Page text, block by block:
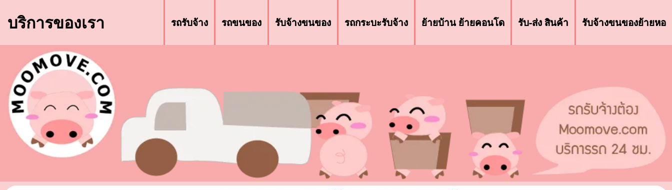
บริการของเรา รถรับจ้าง รถขนของ รับจ้างขนของ รถกระบะรับจ้าง ย้ายบ้าน ย้ายคอนโด รับ-ส่ง สินค้า รับจ้างขนของย้ายหอ